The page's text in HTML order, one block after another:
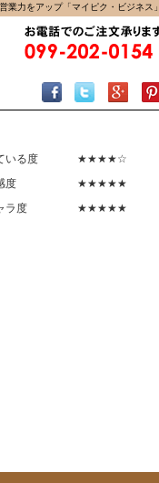
業力をアップ「マイピク・ビジネス」
いる度
★★★★☆
度
★★★★★
ラ度
★★★★★